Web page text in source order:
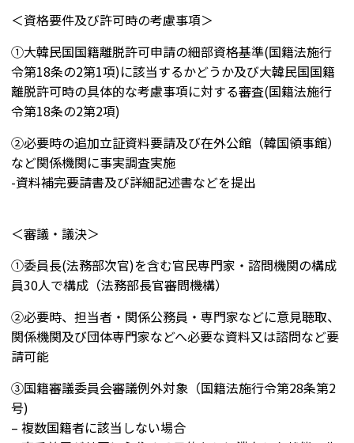
＜資格要件及び許可時の考慮事項＞
①大韓民国国籍離脱許可申請の細部資格基準(国籍法施行
令第18条の2第1項)に該当するかどうか及び大韓民国国籍
離脱許可時の具体的な考慮事項に対する審査(国籍法施行
令第18条の2第2項)
②必要時の追加立証資料要請及び在外公館（韓国領事館）
など関係機関に事実調査実施
-資料補完要請書及び詳細記述書などを提出
＜審議・議決＞
①委員長(法務部次官)を含む官民専門家・諮問機関の構成
員30人で構成（法務部長官審問機構）
②必要時、担当者・関係公務員・専門家などに意見聴取、
関係機関及び団体専門家などへ必要な資料又は諮問など要
請可能
③国籍審議委員会審議例外対象（国籍法施行令第28条第2
号)
– 複数国籍者に該当しない場合